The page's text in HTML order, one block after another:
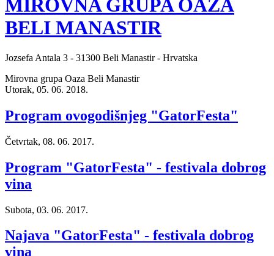
MIROVNA GRUPA OAZA
BELI MANASTIR
Jozsefa Antala 3 - 31300 Beli Manastir - Hrvatska
Mirovna grupa Oaza Beli Manastir
Utorak, 05. 06. 2018.
Program ovogodišnjeg "GatorFesta"
Četvrtak, 08. 06. 2017.
Program "GatorFesta" - festivala dobrog
vina
Subota, 03. 06. 2017.
Najava "GatorFesta" - festivala dobrog
vina